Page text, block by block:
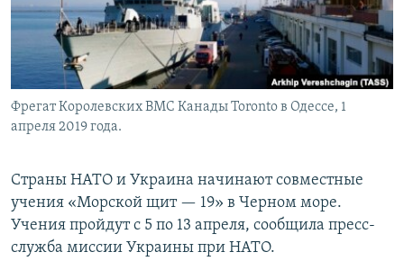
Фрегат Королевских ВМС Канады Toronto в Одессе, 1
апреля 2019 года.
Страны НАТО и Украина начинают совместные
учения «Морской щит — 19» в Черном море.
Учения пройдут с 5 по 13 апреля, сообщила пресс-
служба миссии Украины при НАТО.